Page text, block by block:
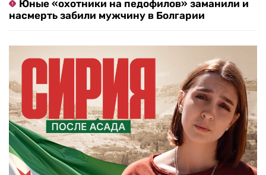
Юные «охотники на педофилов» заманили и
насмерть забили мужчину в Болгарии